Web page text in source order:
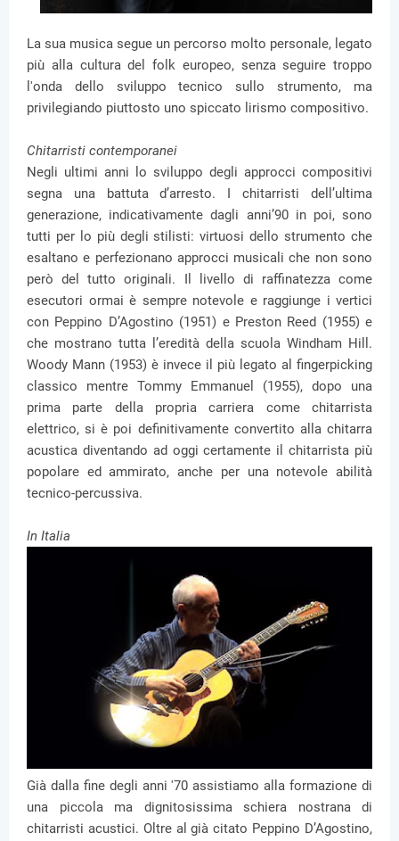
La sua musica segue un percorso molto personale, legato
più alla cultura del folk europeo, senza seguire troppo
l'onda dello sviluppo tecnico sullo strumento, ma
privilegiando piuttosto uno spiccato lirismo compositivo.
Chitarristi contemporanei
Negli ultimi anni lo sviluppo degli approcci compositivi
segna una battuta d’arresto. I chitarristi dell’ultima
generazione, indicativamente dagli anni’90 in poi, sono
tutti per lo più degli stilisti: virtuosi dello strumento che
esaltano e perfezionano approcci musicali che non sono
però del tutto originali. Il livello di raffinatezza come
esecutori ormai è sempre notevole e raggiunge i vertici
con Peppino D’Agostino (1951) e Preston Reed (1955) e
che mostrano tutta l’eredità della scuola Windham Hill.
Woody Mann (1953) è invece il più legato al fingerpicking
classico mentre Tommy Emmanuel (1955), dopo una
prima parte della propria carriera come chitarrista
elettrico, si è poi definitivamente convertito alla chitarra
acustica diventando ad oggi certamente il chitarrista più
popolare ed ammirato, anche per una notevole abilità
tecnico-percussiva.
In Italia
Già dalla fine degli anni '70 assistiamo alla formazione di
una piccola ma dignitosissima schiera nostrana di
chitarristi acustici. Oltre al già citato Peppino D’Agostino,